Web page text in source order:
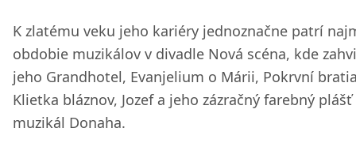
K zlatému veku jeho kariéry jednoznačne patrí
obdobie muzikálov v divadle Nová scéna, kde
jeho Grandhotel, Evanjelium o Márii, Pokrvní
Klietka bláznov, Jozef a jeho zázračný farebný plášť
muzikál Donaha.